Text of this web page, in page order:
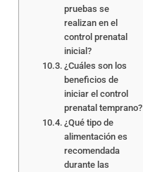
pruebas se
realizan en el
control prenatal
inicial?
¿Cuáles son los
beneficios de
iniciar el control
prenatal temprano?
¿Qué tipo de
alimentación es
recomendada
durante las